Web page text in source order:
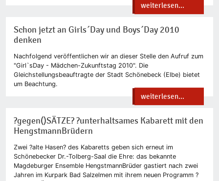
weiterlesen...
Schon jetzt an Girls´Day und Boys´Day 2010
denken
Nachfolgend veröffentlichen wir an dieser Stelle den Aufruf zum
"Girl`sDay - Mädchen-Zukunftstag 2010". Die
Gleichstellungsbeauftragte der Stadt Schönebeck (Elbe) bietet
um Beachtung.
weiterlesen...
?gegen()SÄTZE? ?unterhaltsames Kabarett mit den
HengstmannBrüdern
Zwei ?alte Hasen? des Kabaretts geben sich erneut im
Schönebecker Dr.-Tolberg-Saal die Ehre: das bekannte
Magdeburger Ensemble HengstmannBrüder gastiert nach zwei
Jahren im Kurpark Bad Salzelmen mit ihrem neuen Programm ?